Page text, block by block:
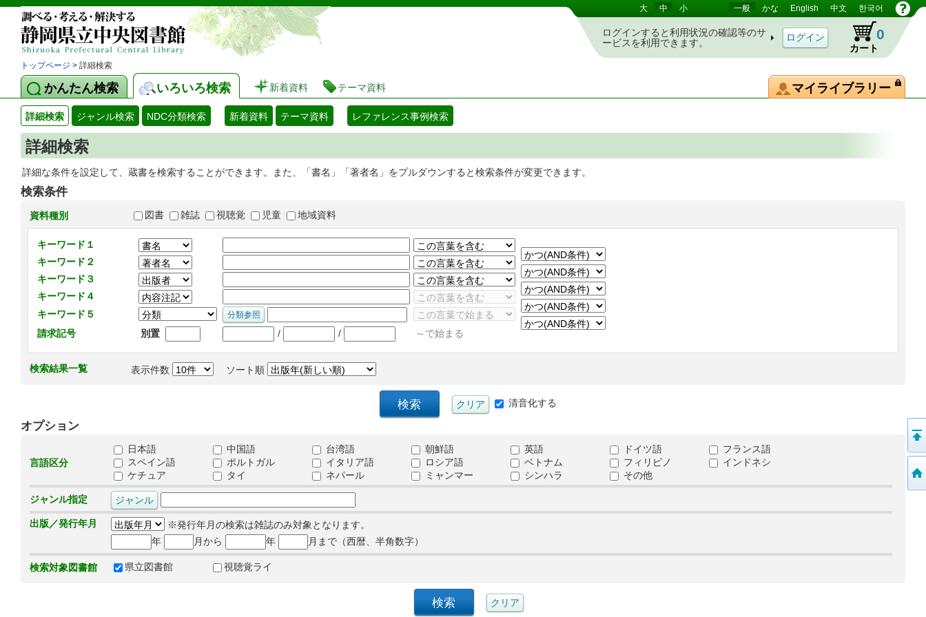
静岡県立図書館 蔵書検索・予約システム 大 中 小 一般 かな English 中文 한국어
ログインすると利用状況の確認等のサ
ービスを利用できます。
カート
0
トップページ > 詳細検索
かんたん検索 いろいろ検索 新着資料 テーマ資料 マイライブラリー
詳細検索 ジャンル検索 NDC分類検索 新着資料 テーマ資料 レファレンス事例検索
詳細検索
詳細な条件を設定して、蔵書を検索することができます。また、「書名」「著者名」をプルダウンすると検索条件が変更できます。
検索条件
資料種別 図書 雑誌 視聴覚 児童 地域資料
キーワード１
キーワード２
キーワード３
キーワード４
キーワード５
請求記号
別置 / / ～で始まる
検索結果一覧 表示件数 ソート順
清音化する
オプション
言語区分
日本語 中国語 台湾語 朝鮮語 英語 ドイツ語
フランス語
スペイン語
ポルトガル イタリア語 ロシア語 ベトナム フィリピノ
インドネシ
ケチュア
タイ ネパール ミャンマー シンハラ その他
ジャンル指定
出版／発行年月
※発行年月の検索は雑誌のみ対象となります。
年
月から 年 月まで（西暦、半角数字）
検索対象図書館 県立図書館 視聴覚ライ